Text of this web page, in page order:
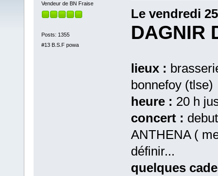
Vendeur de BN Fraise
Posts: 1355
#13 B.S.F powa
Le vendredi
DAGNIR
lieux :
bonnefoy (tlse)
heure : 20 h
concert :
ANTHENA (
définir...
quelques